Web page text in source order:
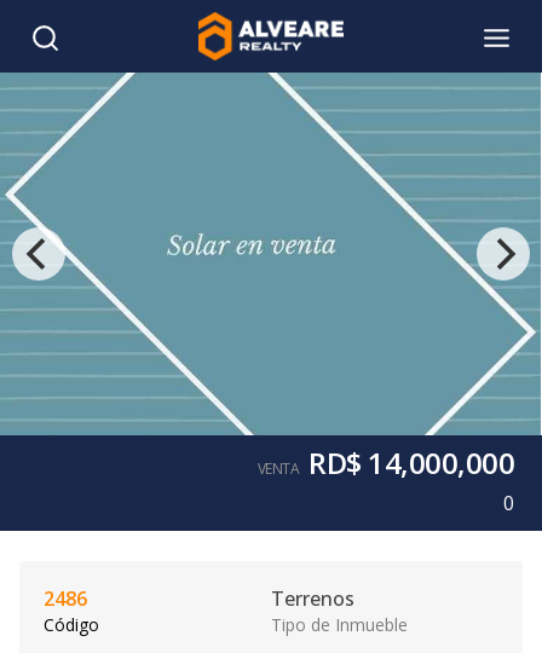
VENTA RD$ 14,000,000
0
2486
Código
Terrenos
Tipo de Inmueble